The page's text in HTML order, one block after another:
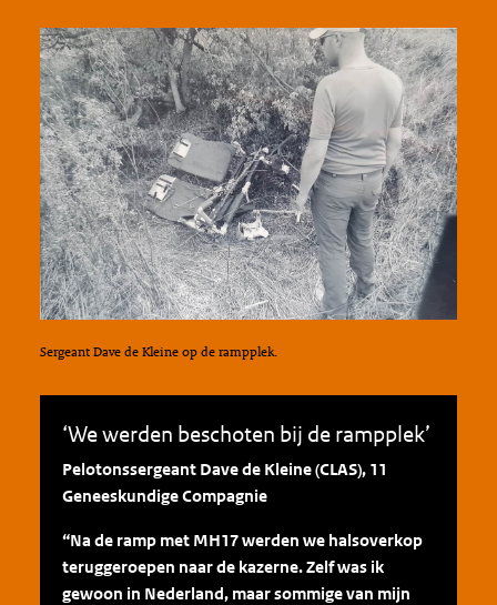
Sergeant Dave de Kleine op de rampplek.
‘We werden beschoten bij de rampplek’
Pelotonssergeant Dave de Kleine (CLAS), 11
Geneeskundige Compagnie
“Na de ramp met MH17 werden we halsoverkop
teruggeroepen naar de kazerne. Zelf was ik
gewoon in Nederland, maar sommige van mijn